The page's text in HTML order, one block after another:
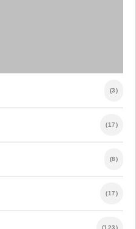
(3)
(17)
(8)
(17)